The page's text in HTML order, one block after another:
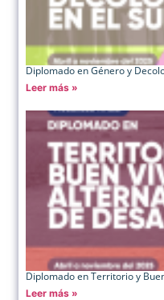
Diplomado en Género y
Leer más »
Diplomado en Territorio y
Leer más »